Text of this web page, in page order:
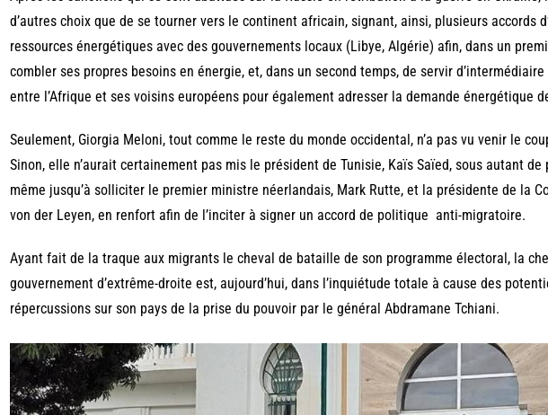
d’autres choix que de se tourner vers le continent africain, signant, ainsi, plusieurs accords
ressources énergétiques avec des gouvernements locaux (Libye, Algérie) afin, dans un
combler ses propres besoins en énergie, et, dans un second temps, de servir
entre l’Afrique et ses voisins européens pour également adresser la demande énergétique
Seulement, Giorgia Meloni, tout comme le reste du monde occidental, n’a pas vu venir le
Sinon, elle n’aurait certainement pas mis le président de Tunisie, Kaïs Saïed, sous autant
même jusqu’à solliciter le premier ministre néerlandais, Mark Rutte, et la présidente de la
von der Leyen, en renfort afin de l’inciter à signer un accord de politique anti-migratoire.
Ayant fait de la traque aux migrants le cheval de bataille de son programme électoral, la
gouvernement d’extrême-droite est, aujourd’hui, dans l’inquiétude totale à cause des
répercussions sur son pays de la prise du pouvoir par le général Abdramane Tchiani.